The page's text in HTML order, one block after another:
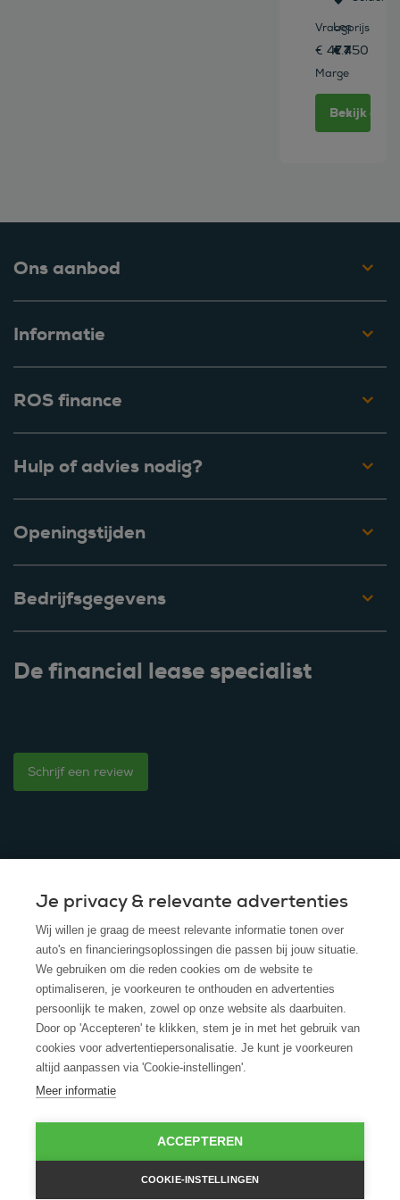
Vraagprijs
€ 47.450
Marge
Leasen
€ 777 /mnd
Bekijk
Ons aanbod
Informatie
ROS finance
Hulp of advies nodig?
Openingstijden
Bedrijfsgegevens
De financial lease specialist
Schrijf een review
© 2025 - ROS Krediet Service
Algemene Voorwaarden
Disclaimer
Privacy Policy
Cookies
Cookie policy
Je privacy & relevante advertenties
Wij willen je graag de meest relevante informatie tonen over
auto's en financieringsoplossingen die passen bij jouw situatie.
We gebruiken om die reden cookies om de website te
optimaliseren, je voorkeuren te onthouden en advertenties
persoonlijk te maken, zowel op onze website als daarbuiten.
Door op 'Accepteren' te klikken, stem je in met het gebruik van
cookies voor advertentiepersonalisatie. Je kunt je voorkeuren
altijd aanpassen via 'Cookie-instellingen'.
Meer informatie
ACCEPTEREN
COOKIE-INSTELLINGEN